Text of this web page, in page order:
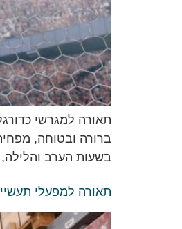
תאורה למגרשי
בשעות הערב
תאורה למפעלי